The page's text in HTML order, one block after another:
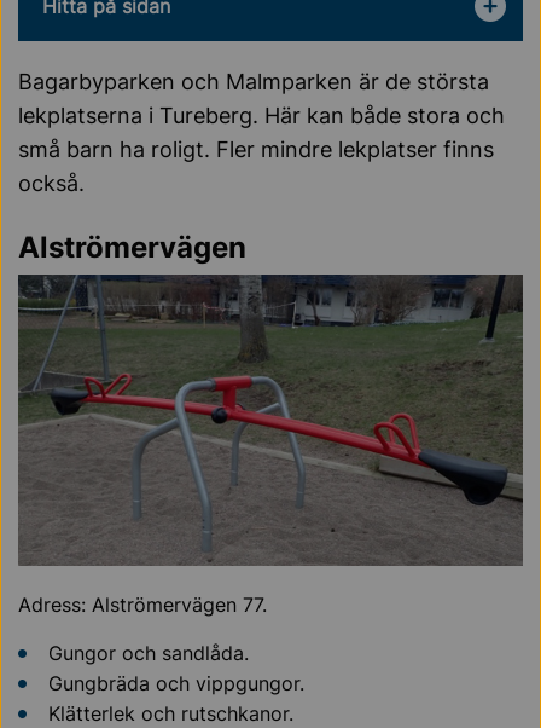
Hitta på sidan
Bagarbyparken och Malmparken är de största
lekplatserna i Tureberg. Här kan både stora och
små barn ha roligt. Fler mindre lekplatser finns
också.
Alströmervägen
Adress: Alströmervägen 77.
Gungor och sandlåda.
Gungbräda och vippgungor.
Klätterlek och rutschkanor.